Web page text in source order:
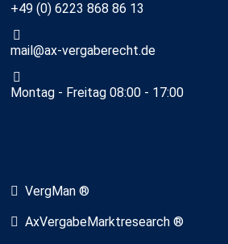
+49 (0) 6223 868 86 13
mail@ax-vergaberecht.de
Montag - Freitag 08:00 - 17:00
VergMan ®
AxVergabeMarktresearch ®